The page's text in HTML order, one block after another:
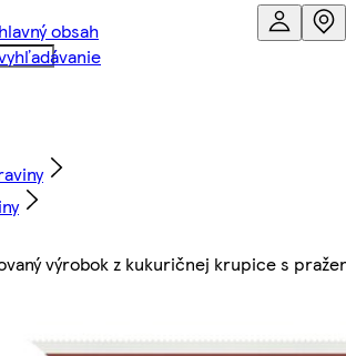
obsah
výrobok z kukuričnej krupice s